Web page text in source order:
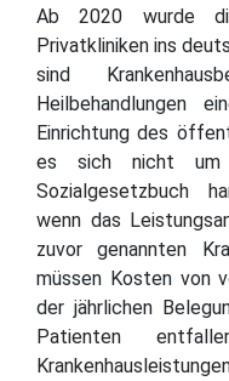
Ab 2020 wurde
Privatkliniken ins
sind
Heilbehandlungen
Einrichtung des
es sich nicht um
Sozialgesetzbuch
wenn das
zuvor genannten
müssen Kosten von
der jährlichen
Patienten